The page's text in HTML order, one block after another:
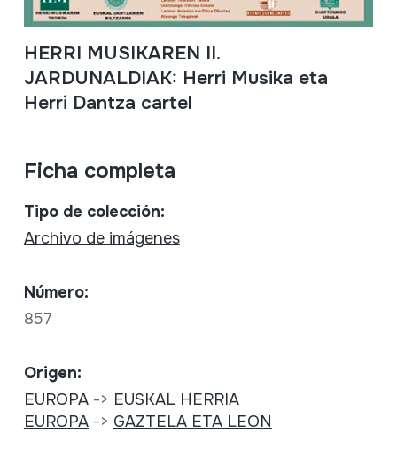
HERRI MUSIKAREN II.
JARDUNALDIAK: Herri Musika eta
Herri Dantza cartel
Ficha completa
Tipo de colección:
Archivo de imágenes
Número:
857
Origen:
EUROPA-> EUSKAL HERRIA
EUROPA-> GAZTELA ETA LEON